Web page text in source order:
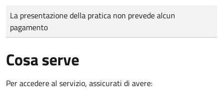
Tipo di pagamento
Importo
La presentazione della pratica non prevede alcun
pagamento
Cosa serve
Per accedere al servizio, assicurati di avere: